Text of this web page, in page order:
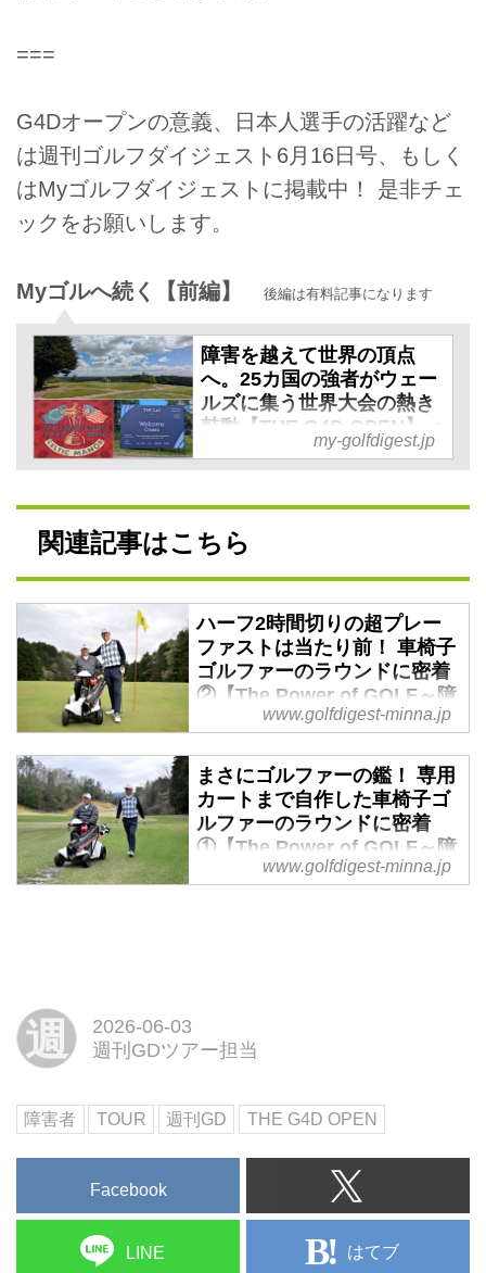
===
G4Dオープンの意義、日本人選手の活躍など
は週刊ゴルフダイジェスト6月16日号、もしく
はMyゴルフダイジェストに掲載中！ 是非チェ
ックをお願いします。
Myゴルへ続く【前編】 後編は有料記事になります
障害を越えて世界の頂点
へ。25カ国の強者がウェー
ルズに集う世界大会の熱き
鼓動【THE G4D OPEN】＜
の世界大会「THE G4D
OPEN〜the golf for disabled
open」が開催された。 4回目の
今年から舞台がウェールズのセ
ルティックマナーリゾートに。
25カ国から8…
my-golfdigest.jp
関連記事はこちら
ハーフ2時間切りの超プレー
ファストは当たり前！ 車椅子
ゴルファーのラウンドに密着
②【The Power of GOLF～障
害者ゴルフ千思万考 #59】 -
「週刊ゴルフダイジェスト」や
「みんなのゴルフダイジェスト」
で障害者ゴルフの取材記事を執筆
してきたベテラン編集者が、日本
だけでなく世界にアンテナを巡ら
www.golfdigest-minna.jp
まさにゴルファーの鑑！ 専用
カートまで自作した車椅子ゴ
ルファーのラウンドに密着
①【The Power of GOLF～障
害者ゴルフ千思万考 #58】 -
せ、障害者ゴルフのさまざまな情
子ゴルファーについて。
www.golfdigest-minna.jp
週
2026-06-03
週刊GDツアー担当
障害者 TOUR 週刊GD THE G4D OPEN
Facebook
LINE はてブ